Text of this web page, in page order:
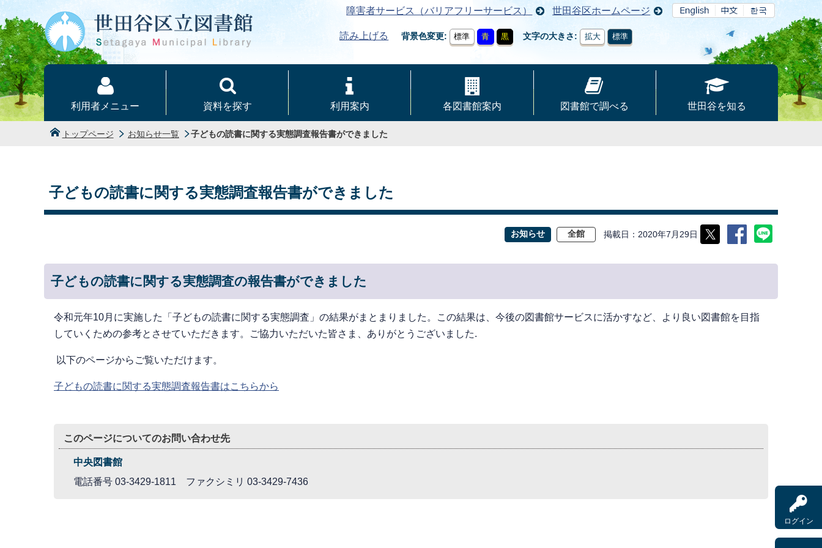
本文へ
障害者サービス（バリアフリーサービス） 世田谷区ホームページ
読み上げる 背景色変更 標準 青 黒 文字の大きさ 拡大 標準
ログイン
利用者メニュー 資料を探す 利用案内 各図書館案内 図書館で調べる 世田谷を知る
トップページ お知らせ一覧 子どもの読書に関する実態調査報告書ができました
子どもの読書に関する実態調査報告書ができました
お知らせ 全館 掲載日 2020年7月29日
子どもの読書に関する実態調査の報告書ができました
令和元年10月に実施した「子どもの読書に関する実態調査」の結果がまとまりました。この結果は、今後の図書館サービスに活かすなど、より良い図書館を目指
していくための参考とさせていただきます。ご協力いただいた皆さま、ありがとうございました.
以下のページからご覧いただけます。
子どもの読書に関する実態調査報告書はこちらから
このページについてのお問い合わせ先
中央図書館
電話番号 03-3429-1811 ファクシミリ 03-3429-7436